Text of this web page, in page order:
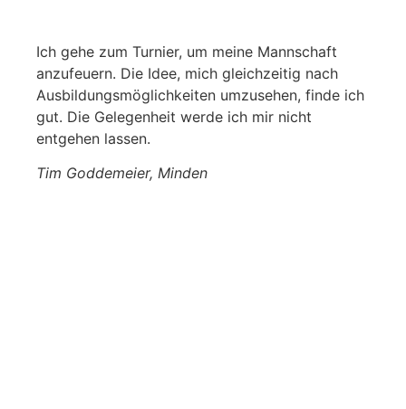
Ich gehe zum Turnier, um meine Mannschaft
anzufeuern. Die Idee, mich gleichzeitig nach
Ausbildungsmöglichkeiten umzusehen, finde ich
gut. Die Gelegenheit werde ich mir nicht
entgehen lassen.
Tim Goddemeier, Minden